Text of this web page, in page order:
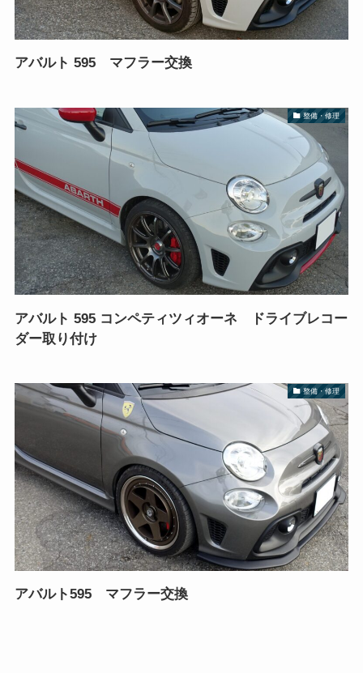
アバルト 595 マフラー交換
整備・修理
アバルト 595 コンペティツィオーネ ドライブレコー
ダー取り付け
整備・修理
アバルト595 マフラー交換